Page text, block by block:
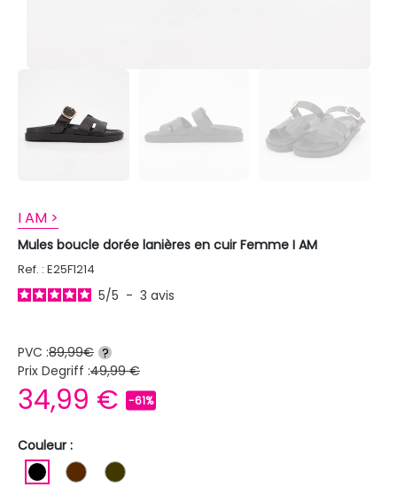
I AM >
Mules boucle dorée lanières en cuir Femme I AM
Ref. : E25F1214
5/5 - 3 avis
PVC :89,99€ ?
Prix Degriff :49,99 €
34,99 € -61%
Couleur :
NOIR MARRONMARRON FONCE